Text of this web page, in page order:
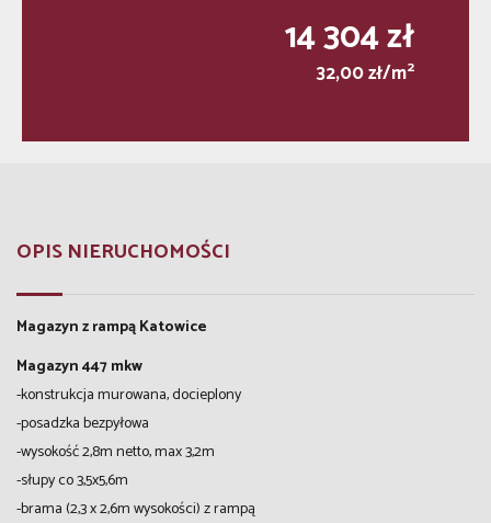
14 304 zł
32,00 zł/m2
OPIS NIERUCHOMOŚCI
Magazyn z rampą Katowice
Magazyn 447 mkw
-konstrukcja murowana, docieplony
-posadzka bezpyłowa
-wysokość 2,8m netto, max 3,2m
-słupy co 3,5x5,6m
-brama (2,3 x 2,6m wysokości) z rampą